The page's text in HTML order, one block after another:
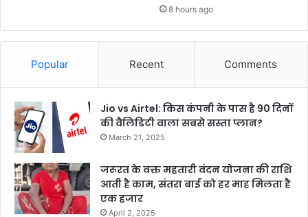
8 hours ago
Popular Recent Comments
Jio vs Airtel: किस कंपनी के पास है 90 दिनों
की वैलिडिटी वाला सबसे सस्ता प्लान?
March 21, 2025
जरूरत के वक्त महतारी वंदन योजना की राशि
आती है काम, संतरा बाई को हर माह मिलता है
एक हजार
April 2, 2025